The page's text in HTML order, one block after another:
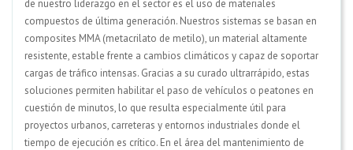
de nuestro liderazgo en el sector es el uso de materiales
compuestos de última generación. Nuestros sistemas se basan en
composites MMA (metacrilato de metilo), un material altamente
resistente, estable frente a cambios climáticos y capaz de soportar
cargas de tráfico intensas. Gracias a su curado ultrarrápido, estas
soluciones permiten habilitar el paso de vehículos o peatones en
cuestión de minutos, lo que resulta especialmente útil para
proyectos urbanos, carreteras y entornos industriales donde el
tiempo de ejecución es crítico. En el área del mantenimiento de